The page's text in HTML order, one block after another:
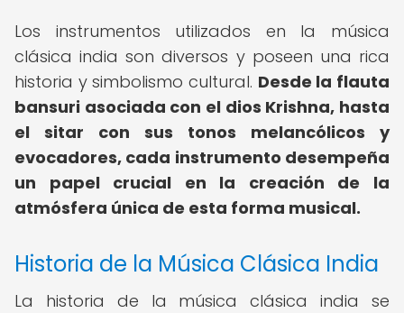
Los instrumentos utilizados en la música
clásica india son diversos y poseen una rica
historia y simbolismo cultural. Desde la flauta
bansuri asociada con el dios Krishna, hasta
el sitar con sus tonos melancólicos y
evocadores, cada instrumento desempeña
un papel crucial en la creación de la
atmósfera única de esta forma musical.
Historia de la Música Clásica India
La historia de la música clásica india se